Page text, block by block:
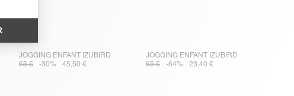
JOGGING ENFANT IZUBIRD
65 €
-30% 45,50 €
JOGGING ENFANT IZUBIRD
65 €
-64% 23,40 €